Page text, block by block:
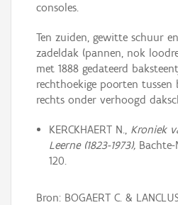
consoles.
Ten zuiden, gewitte schuur
zadeldak (pannen, nok
met 1888 gedateerd
rechthoekige poorten tussen
rechts onder verhoogd
KERCKHAERT N.,Kroniek
Leerne (1823-1973),Bachte-
120.
Bron: BOGAERT C. &